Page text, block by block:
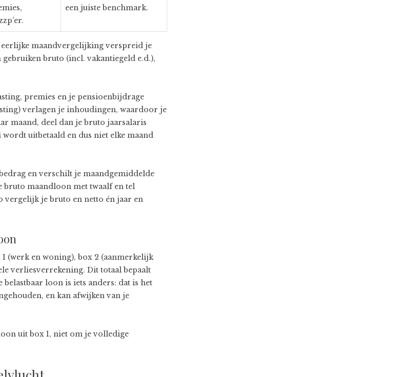
een juiste benchmark.
maandvergelijking verspreid je
gebruiken bruto (incl. vakantiegeld e.d.),
premies en je pensioenbijdrage
verlagen je inhoudingen, waardoor je
maand, deel dan je bruto jaarsalaris
uitbetaald en dus niet elke maand
en verschilt je maandgemiddelde
bruto maandloon met twaalf en tel
vergelijk je bruto en netto én jaar en
(werk en woning), box 2 (aanmerkelijk
verliesverrekening. Dit totaal bepaalt
loon is iets anders: dat is het
en kan afwijken van je
uit box 1, niet om je volledige